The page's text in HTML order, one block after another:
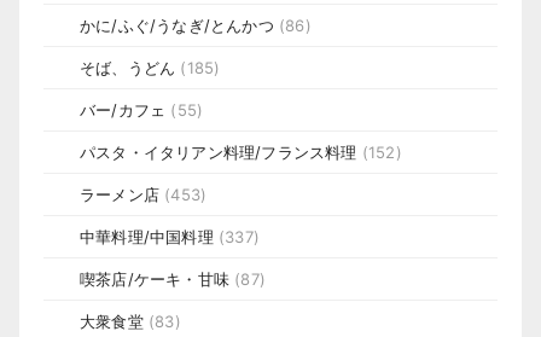
かに/ふぐ/うなぎ/とんかつ (86)
そば、うどん (185)
バー/カフェ (55)
パスタ・イタリアン料理/フランス料理 (152)
ラーメン店 (453)
中華料理/中国料理 (337)
喫茶店/ケーキ・甘味 (87)
大衆食堂(83)